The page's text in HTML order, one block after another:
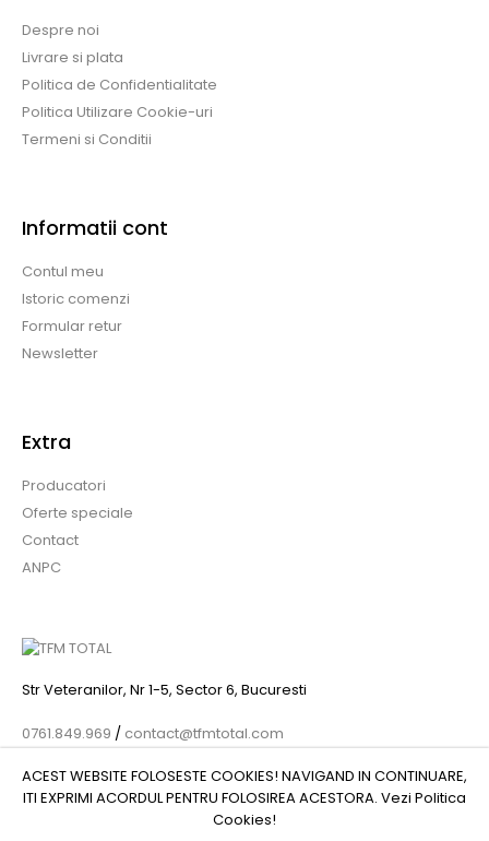
ACEST WEBSITE FOLOSESTE COOKIES! NAVIGAND IN CONTINUARE,
ITI EXPRIMI ACORDUL PENTRU FOLOSIREA ACESTORA. Vezi Politica
Cookies!
Despre noi
Livrare si plata
Politica de Confidentialitate
Politica Utilizare Cookie-uri
Termeni si Conditii
Informatii cont
Contul meu
Istoric comenzi
Formular retur
Newsletter
Extra
Producatori
Oferte speciale
Contact
ANPC
Str Veteranilor, Nr 1-5, Sector 6, Bucuresti
0761.849.969 / contact@tfmtotal.com